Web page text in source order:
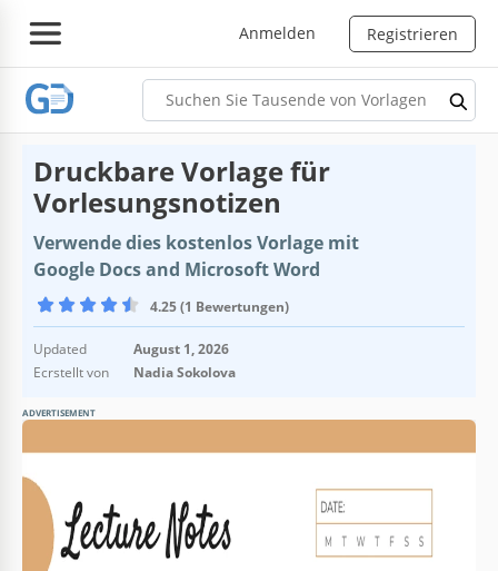
Anmelden Registrieren
Druckbare Vorlage für
Vorlesungsnotizen
Verwende dies kostenlos Vorlage mit
Google Docs and Microsoft Word
4.25 (1 Bewertungen)
Updated
August 1, 2026
Ecrstellt von
Nadia Sokolova
ADVERTISEMENT